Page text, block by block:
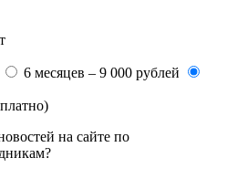
6 месяцев – 9 000 рублей
на сайте по